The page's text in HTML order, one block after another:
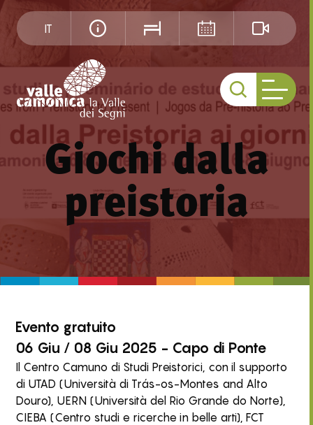
IT
Giochi dalla
preistoria
Evento gratuito
06 Giu / 08 Giu 2025 - Capo di Ponte
Il Centro Camuno di Studi Preistorici, con il supporto
di UTAD (Università di Trás-os-Montes and Alto
Douro), UERN (Università del Rio Grande do Norte),
CIEBA (Centro studi e ricerche in belle arti), FCT